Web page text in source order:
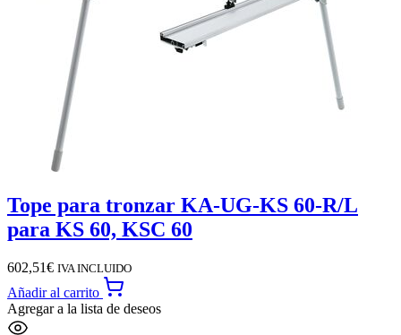
Tope para tronzar KA-UG-KS 60-R/L
para KS 60, KSC 60
602,51€ IVA INCLUIDO
Añadir al carrito
Agregar a la lista de deseos